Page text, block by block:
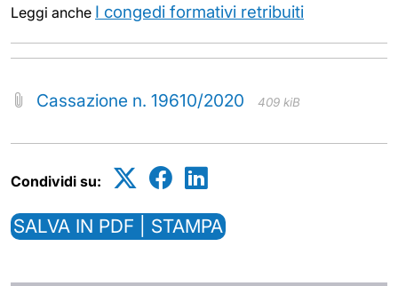
Leggi anche I congedi formativi retribuiti
Cassazione n. 19610/2020 409 kiB
Condividi su:
SALVA IN PDF | STAMPA